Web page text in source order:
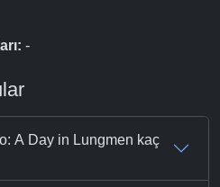
-
A Day in Lungmen kaç